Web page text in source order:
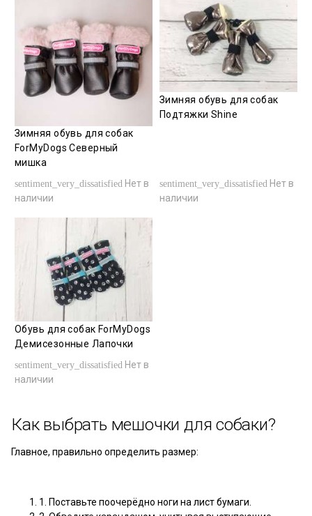
Зимняя обувь для собак
ForMyDogs Северный
мишка
sentiment_very_dissatisfied Нет в
наличии
Зимняя обувь для собак
Подтяжки Shine
sentiment_very_dissatisfied Нет в
наличии
Обувь для собак ForMyDogs
Демисезонные Лапочки
sentiment_very_dissatisfied Нет в
наличии
Как выбрать мешочки для собаки?
Главное, правильно определить размер:
1. Поставьте поочерёдно ноги на лист бумаги.